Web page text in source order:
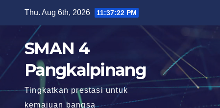
Thu. Aug 6th, 2026 11:37:25 PM
SMAN 4
Pangkalpinang
Tingkatkan prestasi untuk
kemajuan bangsa